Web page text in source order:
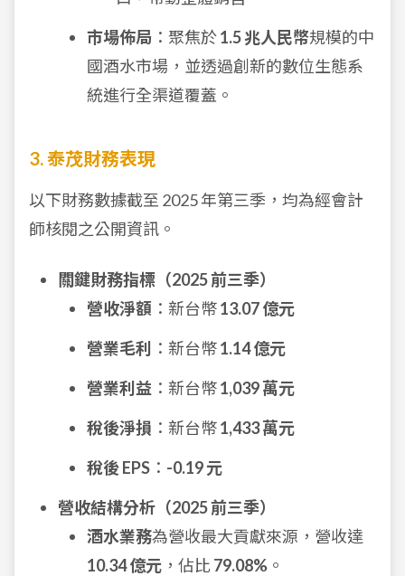
市場佈局 ：聚焦於1.5 兆人民幣規模的中
國酒水市場，並透過創新的數位生態系
統進行全渠道覆蓋。
3. 泰茂財務表現
以下財務數據截至 2025 年第三季，均為經會計
師核閱之公開資訊。
關鍵財務指標（2025 前三季）
營收淨額 ：新台幣13.07 億元
營業毛利
：新台幣1.14 億元
營業利益 ：新台幣1,039 萬元
稅後淨損 ：新台幣1,433 萬元
稅後 EPS ： -0.19 元
營收結構分析（2025 前三季）
酒水業務為營收最大貢獻來源，營收達
10.34 億元 ，佔比79.08% 。